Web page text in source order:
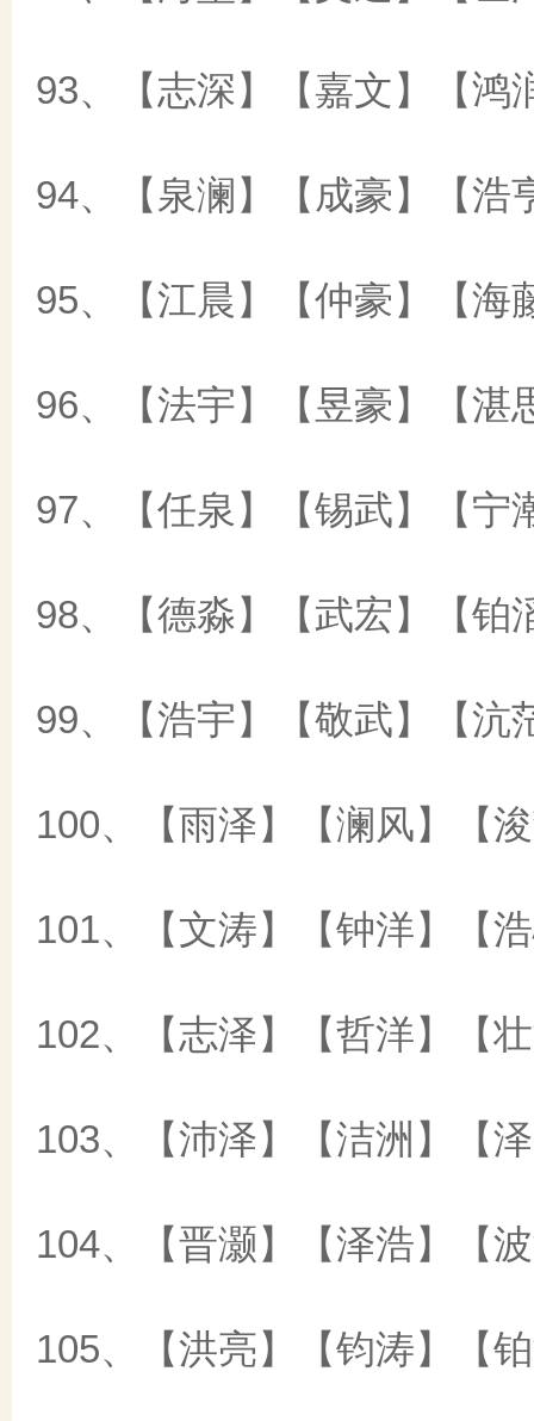
93、【志深】【嘉文】【鸿
94、【泉澜】【成豪】【浩
95、【江晨】【仲豪】【海
96、【法宇】【昱豪】【湛
97、【任泉】【锡武】【宁
98、【德淼】【武宏】【铂
99、【浩宇】【敬武】【沆
100、【雨泽】【澜风】【
101、【文涛】【钟洋】【
102、【志泽】【哲洋】【
103、【沛泽】【洁洲】【
104、【晋灏】【泽浩】【
105、【洪亮】【钧涛】【